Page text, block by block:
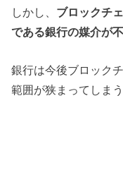
しかし、 ブロックチ
である銀行の媒介が
銀行は今後ブロック
範囲が狭まってしま